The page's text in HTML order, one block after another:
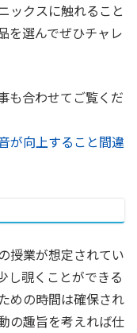
ックスに触れること
を選んでぜひチャレ
も合わせてご覧くだ
が向上すること間違
授業が想定されてい
し覗くことができる
めの時間は確保され
の趣旨を考えれば仕